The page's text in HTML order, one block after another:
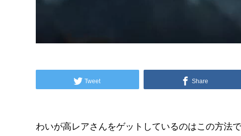
Tweet Share
わいが高レアさんをゲットしているのはこの方法で